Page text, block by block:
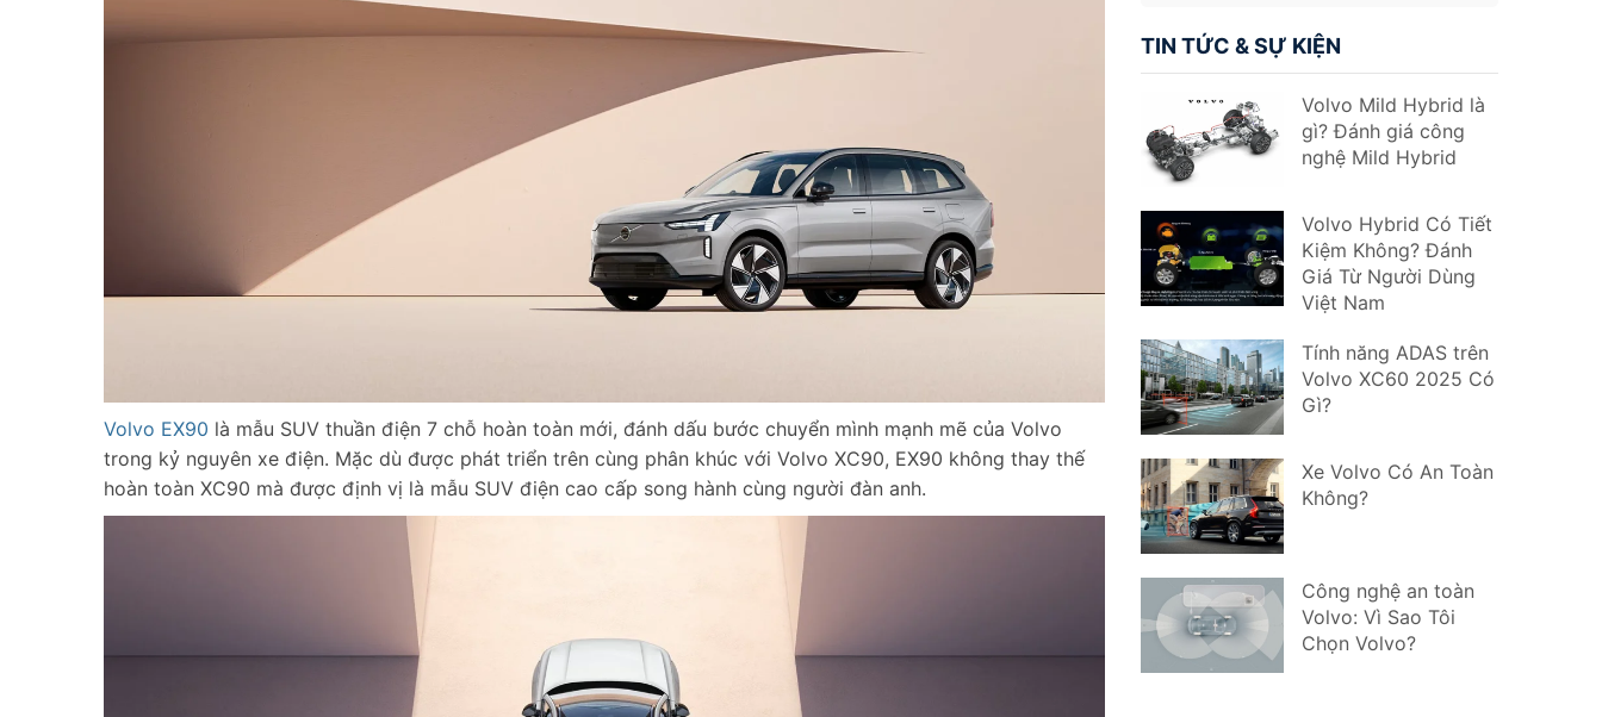
Volvo EX90 là mẫu SUV thuần điện 7 chỗ hoàn toàn mới, đánh dấu bước chuyển mình mạnh mẽ của Volvo
trong kỷ nguyên xe điện. Mặc dù được phát triển trên cùng phân khúc với Volvo XC90, EX90 không thay thế
hoàn toàn XC90 mà được định vị là mẫu SUV điện cao cấp song hành cùng người đàn anh.
TIN TỨC & SỰ KIỆN
Volvo Mild Hybrid là
gì? Đánh giá công
nghệ Mild Hybrid
Volvo Hybrid Có Tiết
Kiệm Không? Đánh
Giá Từ Người Dùng
Việt Nam
Tính năng ADAS trên
Volvo XC60 2025 Có
Gì?
Xe Volvo Có An Toàn
Không?
Công nghệ an toàn
Volvo: Vì Sao Tôi
Chọn Volvo?